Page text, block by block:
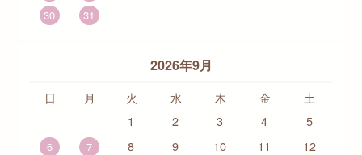
30 31
2026年9月
日 月 火 水 木 金
土
1
2 3 4 5
6 7 8 9 10 11 12